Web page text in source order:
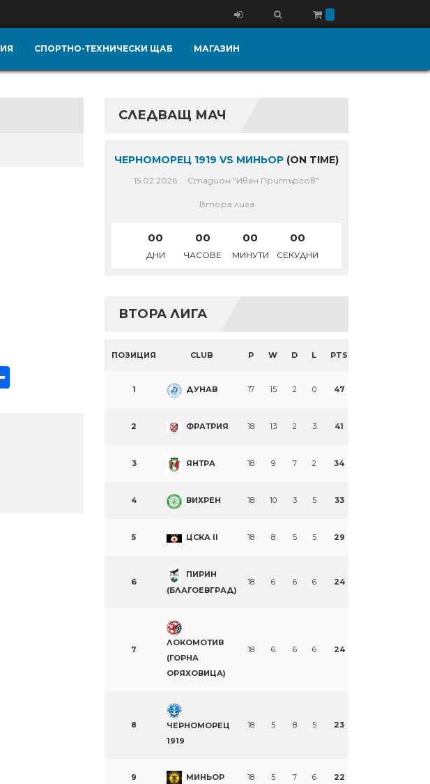
СПОРТНО-ТЕХНИЧЕСКИ ЩАБ МАГАЗИН
Share
СЛЕДВАЩ МАЧ
ЧЕРНОМОРЕЦ 1919 VS МИНЬОР (ON TIME)
15.02.2026 Стадион "Иван Притъргов"
Втора лига
00
ДНИ
00
ЧАСОВЕ
00
МИНУТИ
00
СЕКУДНИ
ВТОРА ЛИГА
ПОЗИЦИЯ CLUB P W D L PTS
1 ДУНАВ 17 15 2 0 47
2 ФРАТРИЯ 18 13 2 3 41
3 ЯНТРА 18 9 7 2 34
4 ВИХРЕН 18 10 3 5 33
5 ЦСКА II 18 8 5 5 29
6
ПИРИН
(БЛАГОЕВГРАД)
18 6 6 6 24
7
ЛОКОМОТИВ
(ГОРНА
ОРЯХОВИЦА)
18 6 6 6 24
8
ЧЕРНОМОРЕЦ
1919
18 5 8 5 23
9 МИНЬОР 18 5 7 6 22